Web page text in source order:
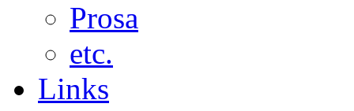
Prosa
etc.
Links